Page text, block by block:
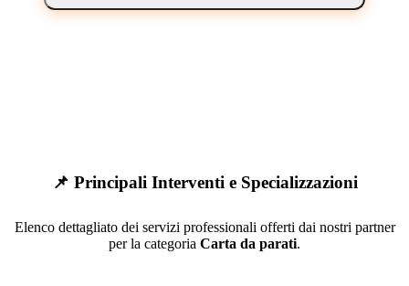
📌 Principali Interventi e Specializzazioni
Elenco dettagliato dei servizi professionali offerti dai nostri partner
per la categoria Carta da parati.